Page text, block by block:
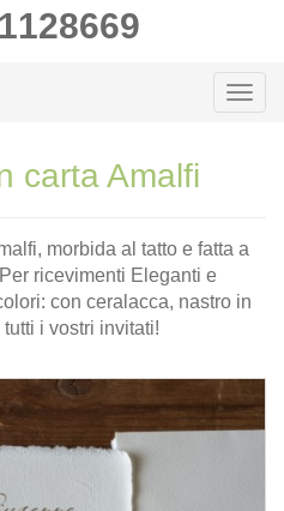
carta Amalfi
morbida al tatto e fatta a
ricevimenti Eleganti e
con ceralacca, nastro in
i vostri invitati!